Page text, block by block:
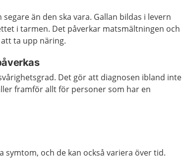
än den ska vara. Gallan bildas i levern
i tarmen. Det påverkar matsmältningen och
ta upp näring.
Det gör att diagnosen ibland inte
framför allt för personer som har en
symtom, och de kan också variera över tid.